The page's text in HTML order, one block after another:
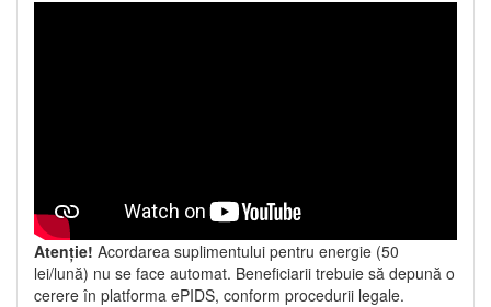
Atenție! Acordarea suplimentului pentru energie (50
lei/lună) nu se face automat. Beneficiarii trebuie să depună o
cerere în platforma ePIDS, conform procedurii legale.